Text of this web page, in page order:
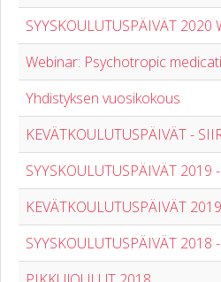
SYYSKOULUTUSPÄIVÄT 2020
Webinar: Psychotropic
Yhdistyksen vuosikokous
KEVÄTKOULUTUSPÄIVÄT -
SYYSKOULUTUSPÄIVÄT
KEVÄTKOULUTUSPÄIVÄT 2019
SYYSKOULUTUSPÄIVÄT